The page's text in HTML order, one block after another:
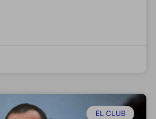
EL CLUB